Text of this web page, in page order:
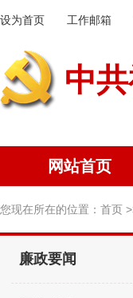
设为首页 工作邮箱
中
网站首页
您现在所在的位置： 首页
廉政要闻